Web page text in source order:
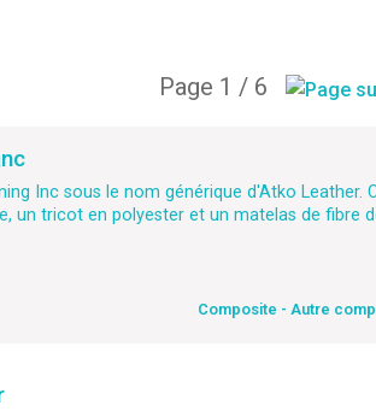
Page 1 / 6
Inc sous le nom générique d'Atko Leather.
un tricot en polyester et un matelas de fibre
Composite - Autre